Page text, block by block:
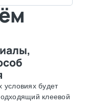
условиях будет
клеевой